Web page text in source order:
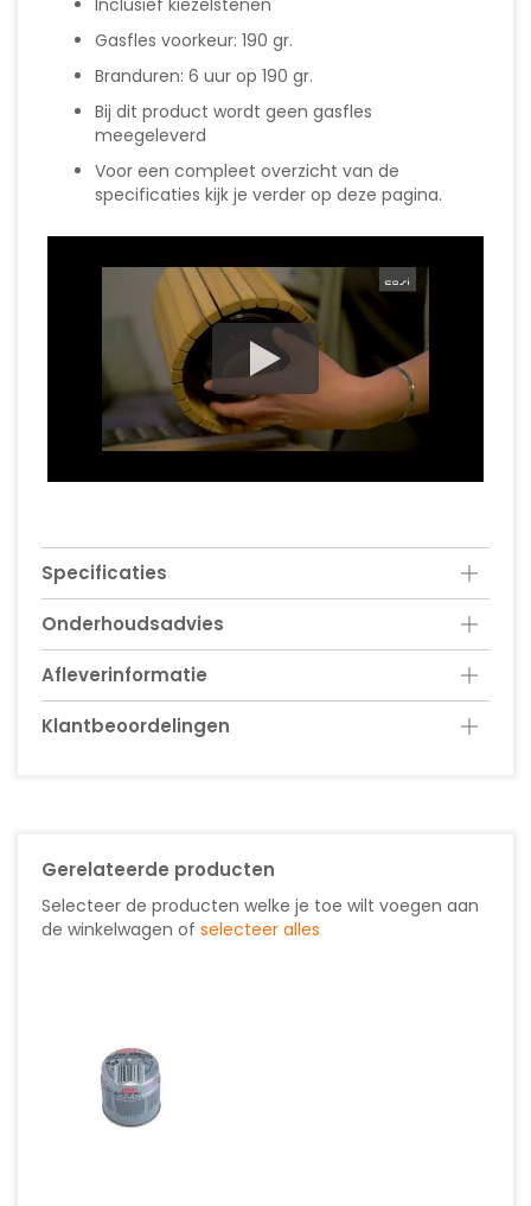
Gasfles voorkeur: 190 gr.
Branduren: 6 uur op 190 gr.
Bij dit product wordt geen gasfles
meegeleverd
Voor een compleet overzicht van de
specificaties kijk je verder op deze pagina.
Specificaties
Onderhoudsadvies
Afleverinformatie
Klantbeoordelingen
Gerelateerde producten
Selecteer de producten welke je toe wilt voegen aan
de winkelwagen of selecteer alles